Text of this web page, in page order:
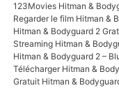
123Movies Hitman &
Regarder le film Hitman &
Hitman & Bodyguard 2
Streaming Hitman &
Hitman & Bodyguard 2 –
Télécharger Hitman &
Gratuit Hitman &